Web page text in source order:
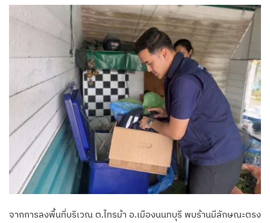
จากการลงพื้นที่บริเวณ ต.ไทรม้า อ.เมืองนนทบุรี พบร้านมีลักษณะตรง